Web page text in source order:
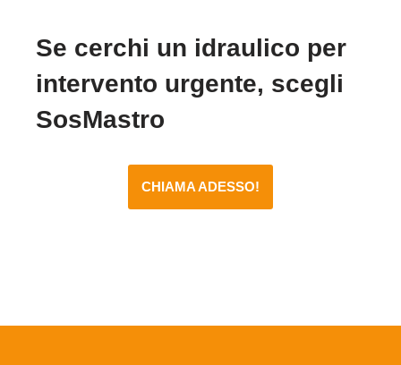
Se cerchi un idraulico per
intervento urgente, scegli
SosMastro
CHIAMA ADESSO!